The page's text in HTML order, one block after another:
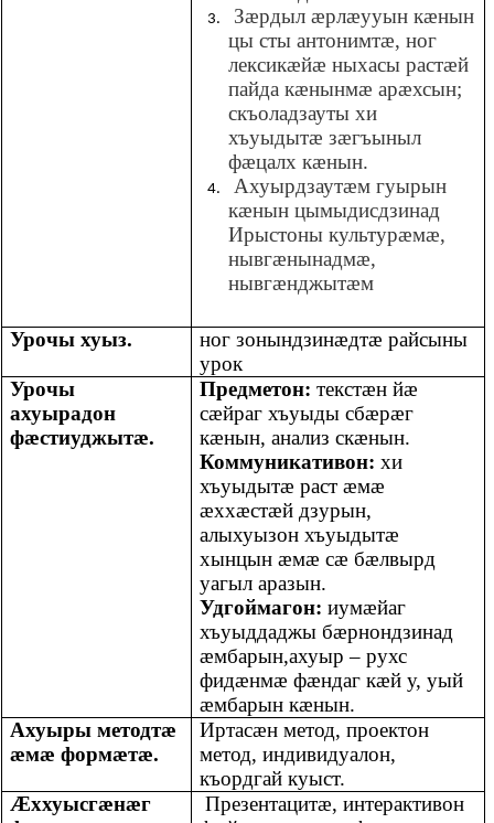
Зæрдыл æрлæууын кæнын
цы сты антонимтæ, ног
лексикæйæ ныхасы растæй
пайда кæнынмæ арæхсын;
скъоладзауты хи
хъуыдытæ зæгъыныл
фæцалх кæнын.
Ахуырдзаутæм гуырын
кæнын цымыдисдзинад
Ирыстоны культурæмæ,
нывгæнынадмæ,
нывгæнджытæм
Урочы хуыз.
ног зонындзинæдтæ райсыны
урок
Урочы
ахуырадон
фæстиуджытæ.
Предметон: текстæн йæ
сæйраг хъуыды сбæрæг
кæнын, анализ скæнын.
Коммуникативон: хи
хъуыдытæ раст æмæ
æххæстæй дзурын,
алыхуызон хъуыдытæ
хынцын æмæ сæ бæлвырд
уагыл аразын.
Удгоймагон: иумæйаг
хъуыддаджы бæрнондзинад
æмбарын,ахуыр – рухс
фидæнмæ фæндаг кæй у, уый
æмбарын кæнын.
Ахуыры методтæ
æмæ формæтæ.
Иртасæн метод, проектон
метод, индивидуалон,
къордгай куыст.
Æххуысгæнæг
Презентацитæ, интерактивон